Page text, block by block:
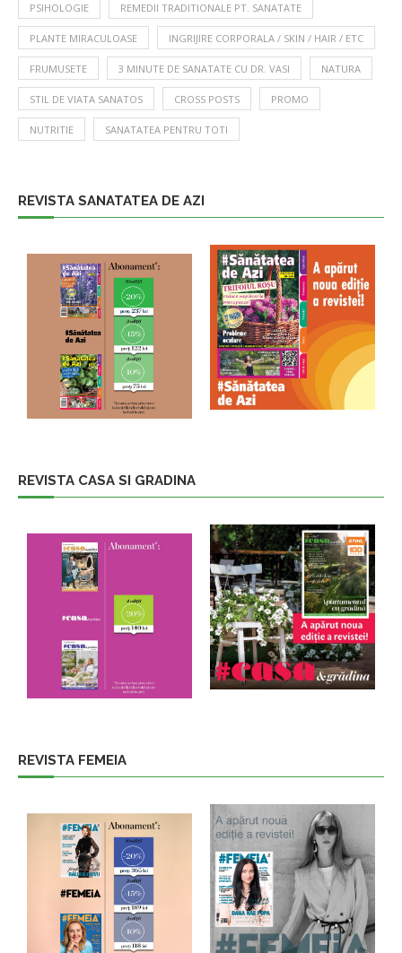
PSIHOLOGIE REMEDII TRADITIONALE PT. SANATATE
PLANTE MIRACULOASE INGRIJIRE CORPORALA / SKIN / HAIR / ETC
FRUMUSETE 3 MINUTE DE SANATATE CU DR. VASI NATURA
STIL DE VIATA SANATOS CROSS POSTS PROMO
NUTRITIE SANATATEA PENTRU TOTI
REVISTA SANATATEA DE AZI
REVISTA CASA SI GRADINA
REVISTA FEMEIA